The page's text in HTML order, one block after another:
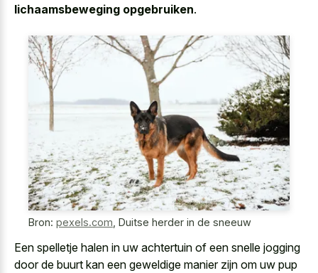
lichaamsbeweging opgebruiken.
Bron: pexels.com Duitse herder in de sneeuw
Een spelletje halen in uw achtertuin of een snelle jogging
door de buurt kan een geweldige manier zijn om uw pup